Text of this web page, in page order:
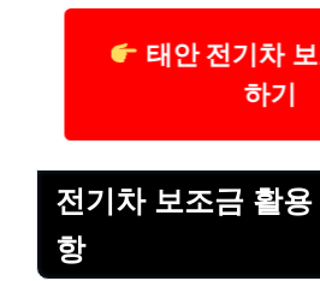
태안 전기차 보
하기
전기차 보조금 활
항